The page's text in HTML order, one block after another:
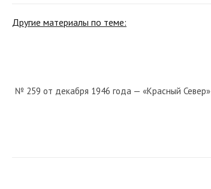
Другие материалы по теме:
№ 259 от декабря 1946 года — «Красный Север»